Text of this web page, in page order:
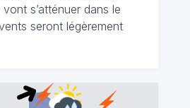
s’atténuer dans le
seront légèrement